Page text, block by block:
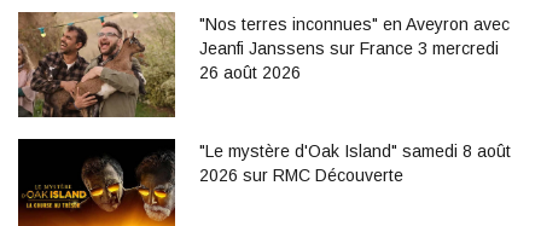
"Nos terres inconnues" en Aveyron avec
Jeanfi Janssens sur France 3 mercredi
26 août 2026
"Le mystère d'Oak Island" samedi 8 août
2026 sur RMC Découverte